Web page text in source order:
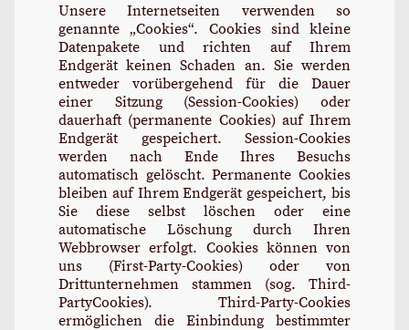
Unsere Internetseiten verwenden so
genannte „Cookies“. Cookies sind kleine
Datenpakete und richten auf Ihrem
Endgerät keinen Schaden an. Sie werden
entweder vorübergehend für die Dauer
einer Sitzung (Session-Cookies) oder
dauerhaft (permanente Cookies) auf Ihrem
Endgerät gespeichert. Session-Cookies
werden nach Ende Ihres Besuchs
automatisch gelöscht. Permanente Cookies
bleiben auf Ihrem Endgerät gespeichert, bis
Sie diese selbst löschen oder eine
automatische Löschung durch Ihren
Webbrowser erfolgt. Cookies können von
uns (First-Party-Cookies) oder von
Drittunternehmen stammen (sog. Third-
PartyCookies). Third-Party-Cookies
ermöglichen die Einbindung bestimmter